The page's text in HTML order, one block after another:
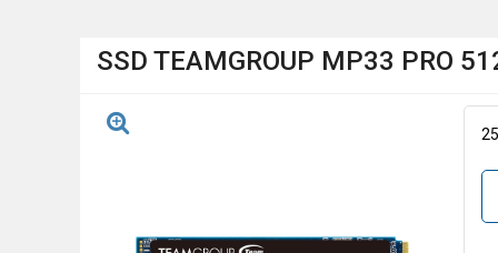
SSD TEAMGROUP MP33 PRO